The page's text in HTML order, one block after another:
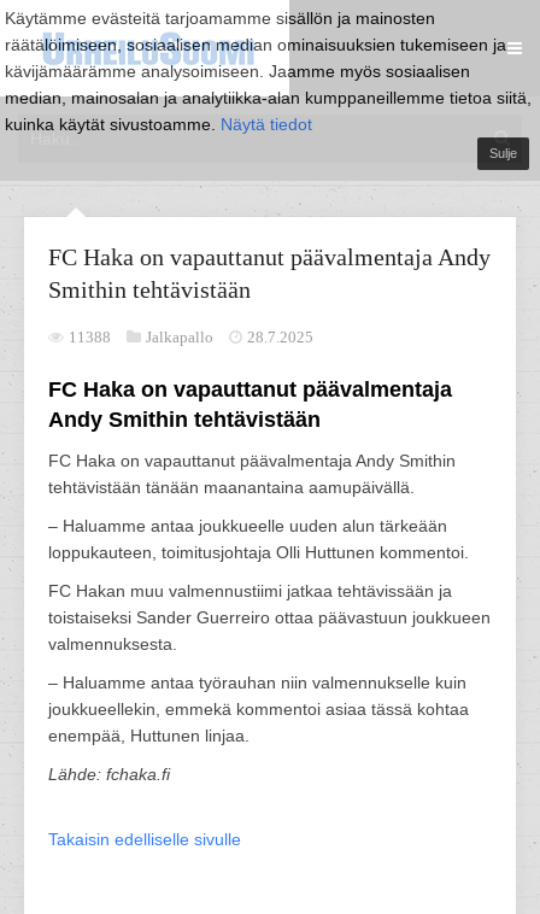
Käytämme evästeitä tarjoamamme sisällön ja mainosten
räätälöimiseen, sosiaalisen median ominaisuuksien tukemiseen ja
kävijämäärämme analysoimiseen. Jaamme myös sosiaalisen
median, mainosalan ja analytiikka-alan kumppaneillemme tietoa siitä,
kuinka käytät sivustoamme. Näytä tiedot
Sulje
FC Haka on vapauttanut päävalmentaja Andy
Smithin tehtävistään
11388 Jalkapallo 28.7.2025
FC Haka on vapauttanut päävalmentaja
Andy Smithin tehtävistään
FC Haka on vapauttanut päävalmentaja Andy Smithin
tehtävistään tänään maanantaina aamupäivällä.
– ⁠Haluamme antaa joukkueelle uuden alun tärkeään
loppukauteen, toimitusjohtaja Olli Huttunen kommentoi.
FC Hakan muu valmennustiimi jatkaa tehtävissään ja
toistaiseksi Sander Guerreiro ottaa päävastuun joukkueen
valmennuksesta.
– Haluamme antaa työrauhan niin valmennukselle kuin
joukkueellekin, emmekä kommentoi asiaa tässä kohtaa
enempää, Huttunen linjaa.
Lähde: fchaka.fi
Takaisin edelliselle sivulle